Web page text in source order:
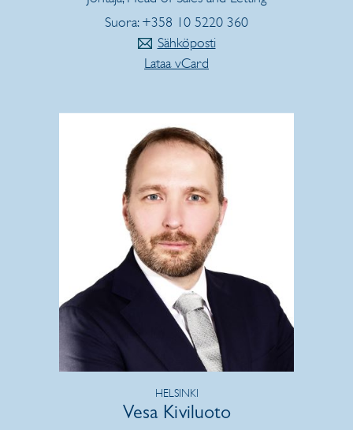
Suora: +358 10 5220 360
Sähköposti
Lataa vCard
HELSINKI
Vesa Kiviluoto